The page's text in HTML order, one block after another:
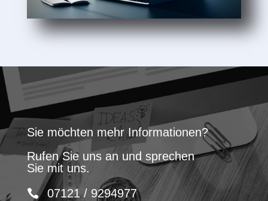
Sie möchten mehr Informationen?
Rufen Sie uns an und sprechen
Sie mit uns.
07121 / 9294977